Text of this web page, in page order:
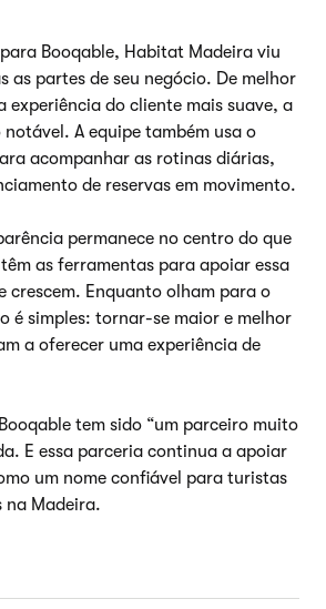
Booqable, Habitat Madeira viu
as partes de seu negócio. De melhor
experiência do cliente mais suave, a
A equipe também usa o
acompanhar as rotinas diárias,
de reservas em movimento.
permanece no centro do que
as ferramentas para apoiar essa
crescem. Enquanto olham para o
é simples: tornar-se maior e melhor
a oferecer uma experiência de
tem sido “um parceiro muito
E essa parceria continua a apoiar
um nome confiável para turistas
na Madeira.